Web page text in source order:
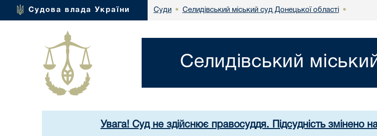
Судова влада України Суди • Селидівський міський суд Донецької області •
Селидівський
Увага! Суд не здійснює правосуддя. Підсудність змінено